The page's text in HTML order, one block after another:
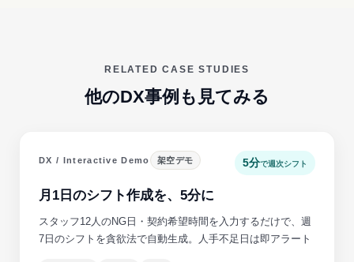
RELATED CASE STUDIES
他のDX事例も見てみる
DX / Interactive Demo 架空デモ 5分で週次シフト
月1日のシフト作成を、5分に
スタッフ12人のNG日・契約希望時間を入力するだけで、週
7日のシフトを貪欲法で自動生成。人手不足日は即アラート